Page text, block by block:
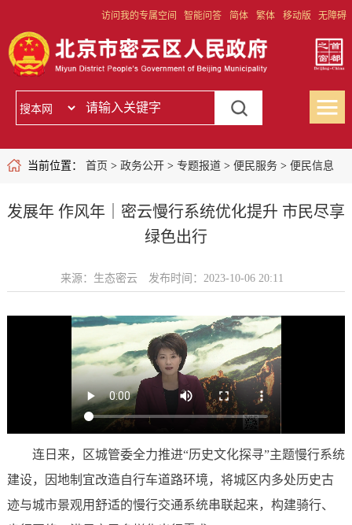
访问我的专属空间 智能问答 简体 繁体 移动版 无障碍
当前位置： 首页 > 政务公开> 专题报道> 便民服务> 便民信息
发展年 作风年｜密云慢行系统优化提升 市民尽享
绿色出行
来源：生态密云 发布时间：2023-10-06 20:11
连日来，区城管委全力推进“历史文化探寻”主题慢行系统
建设，因地制宜改造自行车道路环境，将城区内多处历史古
迹与城市景观用舒适的慢行交通系统串联起来，构建骑行、